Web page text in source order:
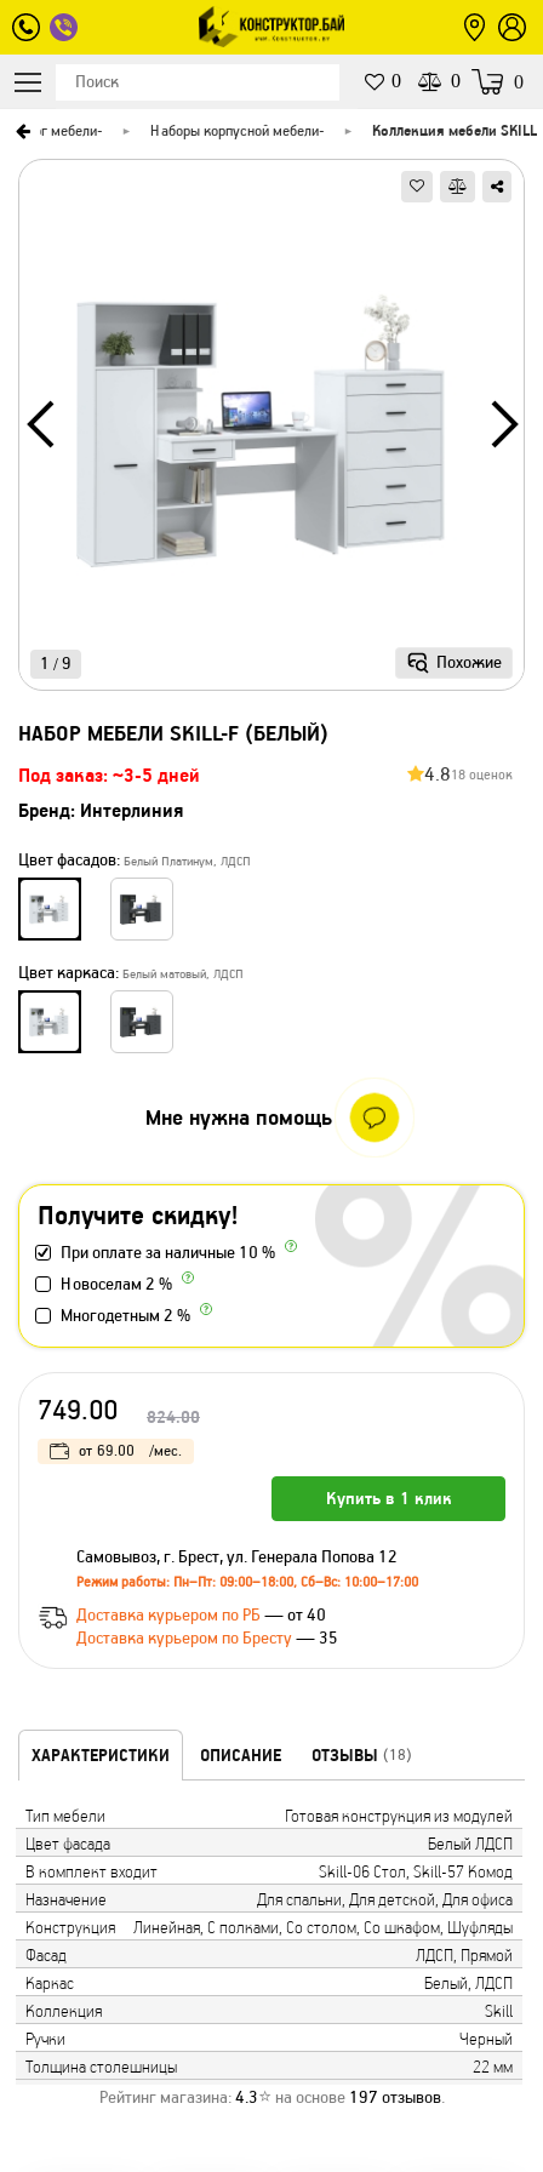
0 0 0
мебели- Наборы корпусной мебели- Коллекция мебели SKILL
Похожие
1 / 9
НАБОР МЕБЕЛИ SKILL-F (БЕЛЫЙ)
Под заказ: ~3-5 дней 4.818 оценок
Бренд: Интерлиния
Цвет фасадов: Белый Платинум, ЛДСП
Цвет каркаса: Белый матовый, ЛДСП
Получите скидку!
При оплате за наличные 10 %
Новоселам 2 %
Многодетным 2 %
Мне нужна помощь
749.00 824.00
от 69.00 /мес.
Купить в 1 клик
Самовывоз, г. Брест, ул. Генерала Попова 12
Режим работы: Пн–Пт: 09:00–18:00, Сб–Вс: 10:00–17:00
Доставка курьером по РБ — от 40
Доставка курьером по Бресту— 35
ХАРАКТЕРИСТИКИ ОПИСАНИЕ ОТЗЫВЫ (18)
Тип мебели
Готовая конструкция из модулей
Цвет фасада
Белый ЛДСП
В комплект входит
Skill-06 Стол, Skill-57 Комод
Назначение
Для спальни, Для детской, Для офиса
Конструкция
Линейная, С полками, Со столом, Со шкафом, Шуфляды
Фасад
ЛДСП, Прямой
Каркас
Белый, ЛДСП
Коллекция
Skill
Ручки
Черный
Толщина столешницы
22 мм
Рейтинг магазина:4.3⭐ на основе 197 отзывов.